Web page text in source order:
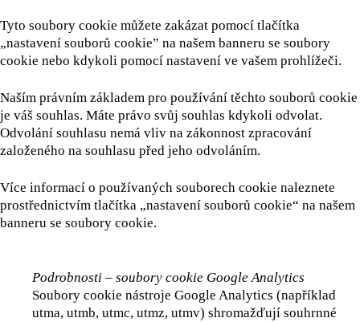
Tyto soubory cookie můžete zakázat pomocí tlačítka
„nastavení souborů cookie” na našem banneru se soubory
cookie nebo kdykoli pomocí nastavení ve vašem prohlížeči.
Naším právním základem pro používání těchto souborů cookie
je váš souhlas. Máte právo svůj souhlas kdykoli odvolat.
Odvolání souhlasu nemá vliv na zákonnost zpracování
založeného na souhlasu před jeho odvoláním.
Více informací o používaných souborech cookie naleznete
prostřednictvím tlačítka „nastavení souborů cookie“ na našem
banneru se soubory cookie.
Podrobnosti – soubory cookie Google Analytics
Soubory cookie nástroje Google Analytics (například
utma, utmb, utmc, utmz, utmv) shromažďují souhrnné